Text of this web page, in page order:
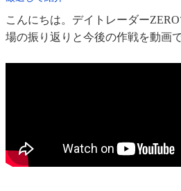
こんにちは。デイトレーダー
場の振り返りと今後の作戦を動画